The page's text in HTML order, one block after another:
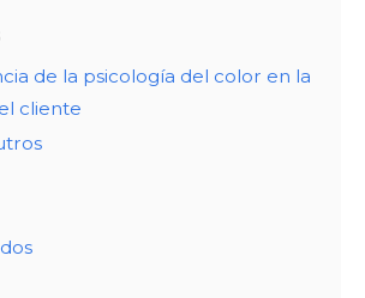
de la psicología del color en la
cliente